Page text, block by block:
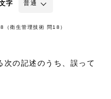
字
衛生管理技術 問18）
の記述のうち、誤って